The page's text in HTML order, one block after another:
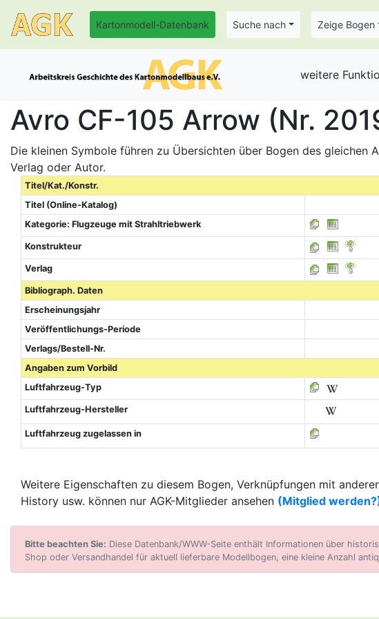
Kartonmodell-Datenbank Suche nach Zeige Bogen
weitere
Avro CF-105 Arrow (Nr.
Die kleinen Symbole führen zu Übersichten über Bogen des
Verlag oder Autor.
Titel/Kat./Konstr.
Titel (Online-Katalog)
Kategorie: Flugzeuge mit Strahltriebwerk
Konstrukteur
Verlag
Bibliograph. Daten
Erscheinungsjahr
Veröffentlichungs-Periode
Verlags/Bestell-Nr.
Angaben zum Vorbild
Luftfahrzeug-Typ
Luftfahrzeug-Hersteller
Luftfahrzeug zugelassen in
Weitere Eigenschaften zu diesem Bogen, Verknüpfungen mit
History usw. können nur AGK-Mitglieder ansehen (Mitglied
Bitte beachten Sie: Diese Datenbank/WWW-Seite enthält Informationen über
Shop oder Versandhandel für aktuell lieferbare Modellbogen, eine kleine Anzahl